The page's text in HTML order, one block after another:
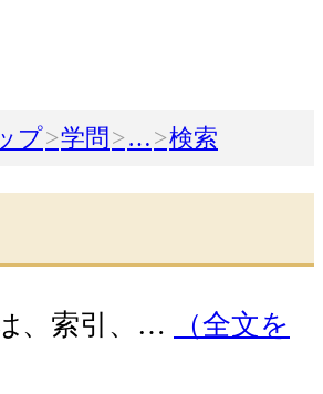
プ 学問 … 検索
、索引、…
（全文を